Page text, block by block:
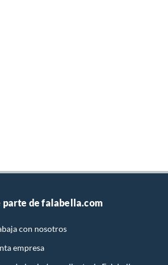
parte de falabella.com
con nosotros
empresa